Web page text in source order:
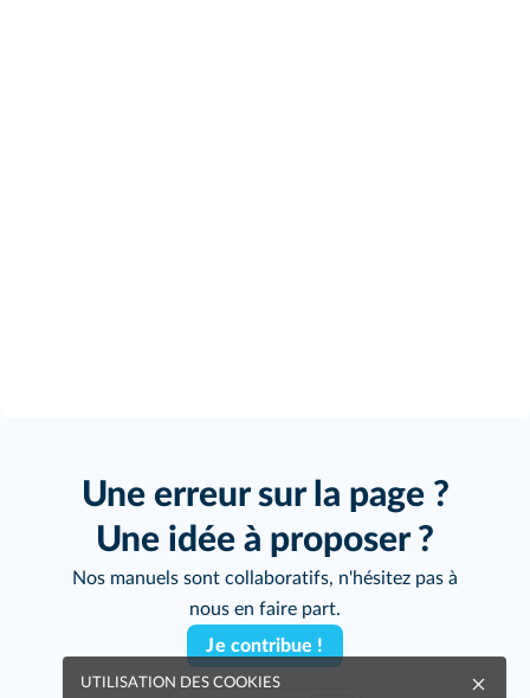
Une erreur sur la page ?
Une idée à proposer ?
Nos manuels sont collaboratifs, n'hésitez pas à
nous en faire part.
Je contribue !
UTILISATION DES COOKIES